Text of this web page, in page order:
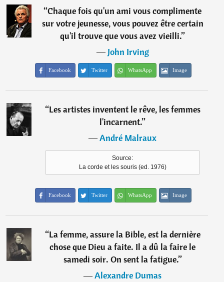
“Chaque fois qu'un ami vous complimente
sur votre jeunesse, vous pouvez être certain
qu'il trouve que vous avez vieilli.”
―John Irving
Facebook Twitter WhatsApp Image
“Les artistes inventent le rêve, les femmes
l'incarnent.”
―André Malraux
Source:
La corde et les souris (ed. 1976)
Facebook Twitter WhatsApp Image
“La femme, assure la Bible, est la dernière
chose que Dieu a faite. Il a dû la faire le
samedi soir. On sent la fatigue.”
―Alexandre Dumas